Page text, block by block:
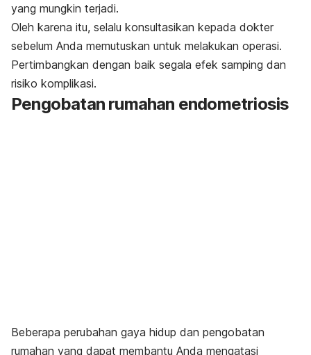
yang mungkin terjadi.
Oleh karena itu, selalu konsultasikan kepada dokter
sebelum Anda memutuskan untuk melakukan operasi.
Pertimbangkan dengan baik segala efek samping dan
risiko komplikasi.
Pengobatan rumahan endometriosis
Beberapa perubahan gaya hidup dan pengobatan
rumahan yang dapat membantu Anda mengatasi